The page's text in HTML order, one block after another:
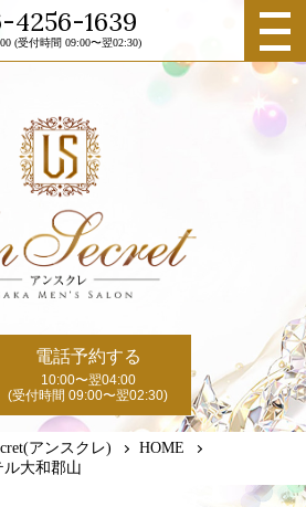
4256-1639
(受付時間 09:00〜翌02:30)
メニュ
ー
電話予約する
10:00〜翌04:00
(受付時間 09:00〜翌02:30)
アンスクレ)
HOME
ル大和郡山